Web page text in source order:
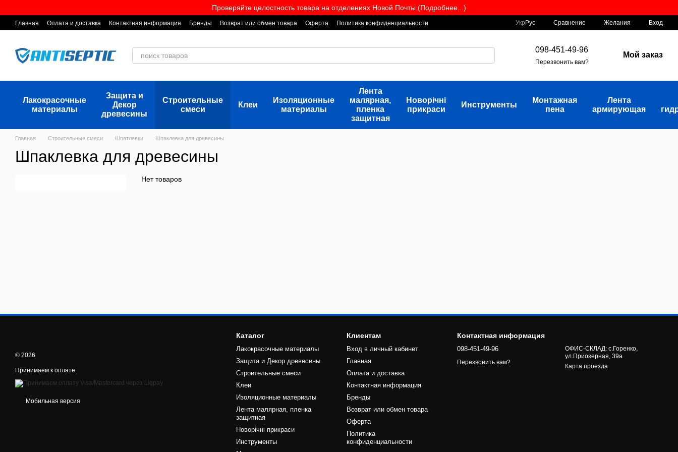
Проверяйте целостность товара на отделениях Новой Почты (Подробнее...)
Главная Оплата и доставка Контактная информация Бренды Возврат или обмен товара Оферта Политика конфиденциальности Укр Рус Сравнение Желания Вход
098-451-49-96
Перезвонить вам?
Мой заказ
Лакокрасочные
материалы
Защита и
Декор
древесины
Строительные
смеси
Клеи
Изоляционные
материалы
Лента
малярная,
пленка
защитная
Новорічні
прикраси
Инструменты
Монтажная
пена
Лента
армирующая
Главная Строительные смеси Шпатлевки Шпаклевка для древесины
Шпаклевка для древесины
Нет товаров
© 2026
Принимаем к оплате
Мобильная версия
Каталог
Лакокрасочные материалы
Защита и Декор древесины
Строительные смеси
Клеи
Изоляционные материалы
Лента малярная, пленка
защитная
Новорічні прикраси
Инструменты
Клиентам
Вход в личный кабинет
Главная
Оплата и доставка
Контактная информация
Бренды
Возврат или обмен товара
Оферта
Политика
конфиденциальности
Контактная информация
098-451-49-96
Перезвонить вам?
ОФИС-СКЛАД: с.Горенко,
ул.Приозерная, 39а
Карта проезда